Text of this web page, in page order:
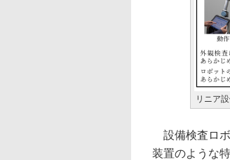
リニア
設備検査ロボ
装置のような